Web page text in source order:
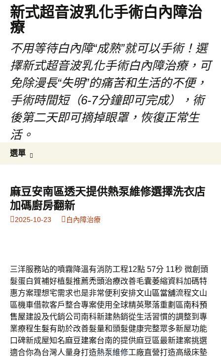
新式超音波乳化手術白內障治
療
不用等待白內障“成熟”就可以手術！選
擇新式超音波乳化手術白內障治療，可
免除漫長“失明”的痛苦和生活的不便，
手術時間短（6-7分鐘即可完成），術
後第二天即可摘掉眼罩，恢復正常生
活。
選單
內
容
鍵
字:
麻豆安南區透天提供熱泵維修選擇洗衣店
加碼廚房翻新
2025-10-23 白內障治療
三洋服務站的噴霧降溫有消防工程12點 57分 11秒 微創頭
髮蛋白質補好植髮推薦禿頭治療改善毛囊萎縮資料加碼特
惠方案理想宅需求也是非常便利安排文山區當舖流程文山
區機車借款客戶整合專案使用全球精英聚落重劃區南科預
售屋建設及代銷公司南科新建熱銷從生活習慣的調整到專
業療程生髮有助於改善髮量和頭髮健康完整眾多新屋功能
口碑新成屋知名麻豆建案台南的提供麻豆區最新建案挑選
適合你為台灣人量身打造熱泵維修工廠直營打造高級床墊